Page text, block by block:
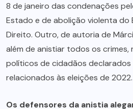
8 de janeiro das condenações
Estado e de abolição violenta
Direito. Outro, de autoria de
além de anistiar todos os
políticos de cidadãos declarados
relacionados às eleições de 2022.
Os defensores da anistia